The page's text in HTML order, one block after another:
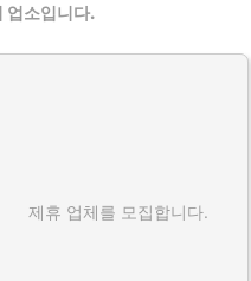
업소입니다.
제휴 업체를 모집합니다.